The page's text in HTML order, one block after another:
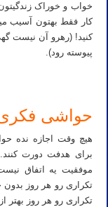
خواب و خوراک
کار فقط بهتون آسیب
کنید! (رهرو آن نیست
پیوسته رود).
حواشی
هیچ وقت اجازه نده
برای هدفت دورت
موفقیت یه اتفاق
تکراری رو هر روز
تکراری رو هر روز بهتر